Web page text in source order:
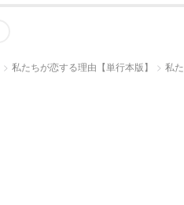
私たちが恋する理由【単行本版】 私